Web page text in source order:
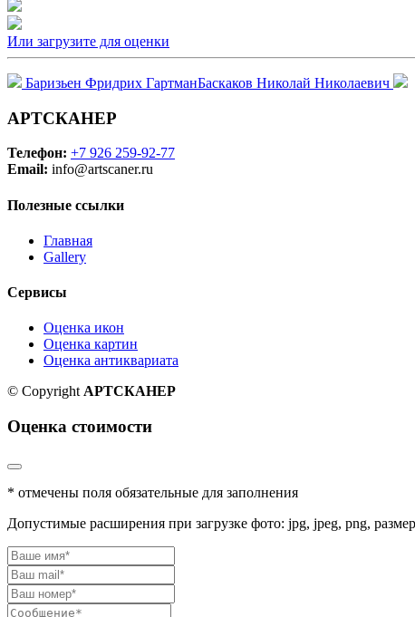
Или загрузите для оценки
Баризьен Фридрих ГартманБаскаков Николай Николаевич
АРТСКАНЕР
Телефон: +7 926 259-92-77
Email: info@artscaner.ru
Полезные ссылки
Главная
Gallery
Сервисы
Оценка икон
Оценка картин
Оценка антиквариата
© CopyrightАРТСКАНЕР
Оценка стоимости
* отмечены поля обязательные для заполнения
Допустимые расширения при загрузке фото: jpg, jpeg, png,